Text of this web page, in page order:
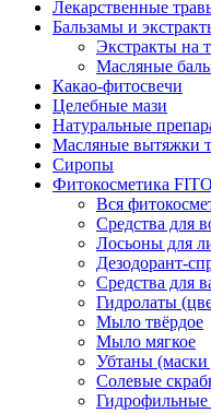
Лекарственные
Бальзамы и
Экстракты на
Масляные
Какао-фитосвечи
Целебные мази
Натуральные
Масляные вытяжки
Сиропы
Фитокосметика
Вся
Средства для
Лосьоны для
Дезодорант-
Средства для
Гидролаты
Мыло твёрдое
Мыло мягкое
Убтаны (маски
Солевые
Гидрофильные